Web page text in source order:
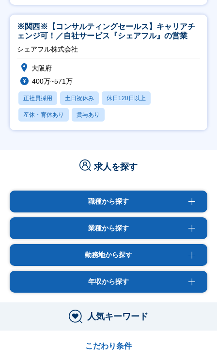
※関西※【コンサルティングセールス】キャリアチ
ェンジ可！／自社サービス『シェアフル』の営業
シェアフル株式会社
大阪府
400万~571万
正社員採用 土日祝休み 休日120日以上
産休・育休あり 賞与あり
求人を探す
職種から探す
業種から探す
勤務地から探す
年収から探す
人気キーワード
こだわり条件